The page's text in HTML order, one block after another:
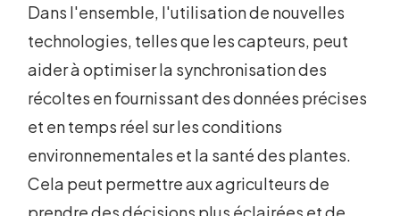
Dans l'ensemble, l'utilisation de nouvelles
technologies, telles que les capteurs, peut
aider à optimiser la synchronisation des
récoltes en fournissant des données précises
et en temps réel sur les conditions
environnementales et la santé des plantes.
Cela peut permettre aux agriculteurs de